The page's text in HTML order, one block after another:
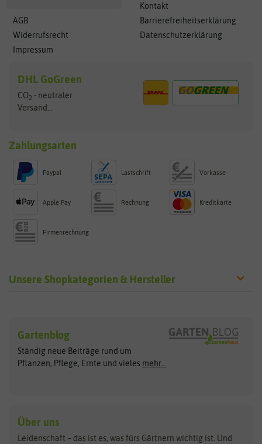
AGB
Widerrufsrecht
Impressum
Kontakt
Barrierefreiheitserklärung
Datenschutzerklärung
DHL GoGreen
CO2 - neutraler
Versand...
Zahlungsarten
Paypal Lastschrift Vorkasse
Apple Pay Rechnung Kreditkarte
Firmenrechnung
Unsere Shopkategorien & Hersteller
Exotische Samen
Gemüsesamen
Gründünger
Kräutersamen
Obstsamen
Arche Noah
ASB Greenworld
Benary
Bingenheimer Saatgut
Clever Pots
COMPO
Dürr-Samen
Gartenblog
Ständig neue Beiträge rund um
Pflanzen, Pflege, Ernte und vieles mehr...
Über uns
Leidenschaft – das ist es, was fürs Gärtnern wichtig ist. Und